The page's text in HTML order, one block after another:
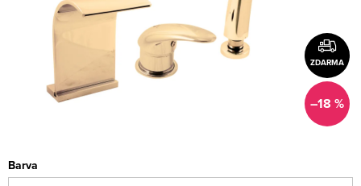
ZDARMA
–18 %
Barva